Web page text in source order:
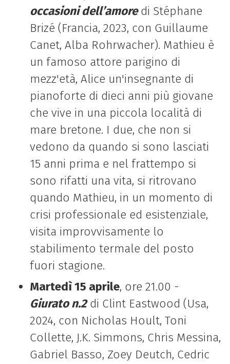
occasioni dell’amoredi Stéphane
Brizé (Francia, 2023, con Guillaume
Canet, Alba Rohrwacher). Mathieu è
un famoso attore parigino di
mezz'età, Alice un'insegnante di
pianoforte di dieci anni più giovane
che vive in una piccola località di
mare bretone. I due, che non si
vedono da quando si sono lasciati
15 anni prima e nel frattempo si
sono rifatti una vita, si ritrovano
quando Mathieu, in un momento di
crisi professionale ed esistenziale,
visita improvvisamente lo
stabilimento termale del posto
fuori stagione.
Martedì 15 aprile, ore 21.00 -
Giurato n.2di Clint Eastwood (Usa,
2024, con Nicholas Hoult, Toni
Collette, J.K. Simmons, Chris Messina,
Gabriel Basso, Zoey Deutch, Cedric